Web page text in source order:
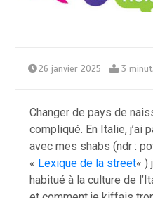
26 janvier 2025 3
Changer de pays de
compliqué. En Italie, j’ai
avec mes shabs (ndr :
« Lexique de la street« )
habitué à la culture de